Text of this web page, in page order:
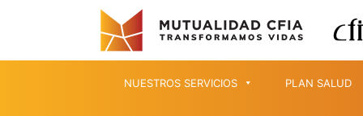
NUESTROS SERVICIOS PLAN SALUD